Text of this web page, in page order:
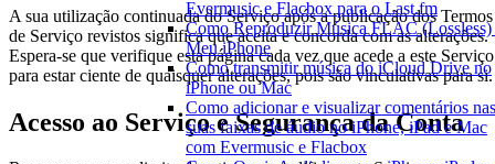
Evermusic e Flacbox para o Last.fm
Como Reproduzir Música FLAC (Lossless)
Meu iPhone
Como transmitir música do iCloud Drive no
iPhone ou Mac
Como adicionar e visualizar comentários nas
suas faixas de áudio no iPhone, iPad e Mac
com Evermusic e Flacbox
A sua utilização continuada do Serviço após a publicação dos Termos
de Serviço revistos significa que aceita e concorda com as alterações.
Espera-se que verifique esta página cada vez que acede a este Serviço
para estar ciente de quaisquer alterações, pois são vinculativas para si.
Acesso ao Serviço e Segurança da Conta